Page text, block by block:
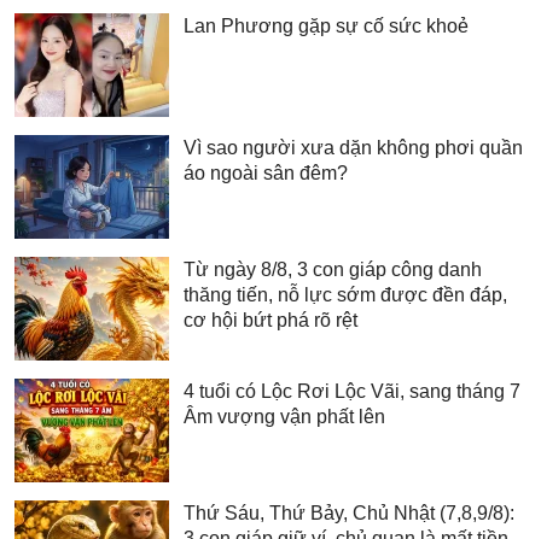
Lan Phương gặp sự cố sức khoẻ
Vì sao người xưa dặn không phơi quần
áo ngoài sân đêm?
Từ ngày 8/8, 3 con giáp công danh
thăng tiến, nỗ lực sớm được đền đáp,
cơ hội bứt phá rõ rệt
4 tuổi có Lộc Rơi Lộc Vãi, sang tháng 7
Âm vượng vận phất lên
Thứ Sáu, Thứ Bảy, Chủ Nhật (7,8,9/8):